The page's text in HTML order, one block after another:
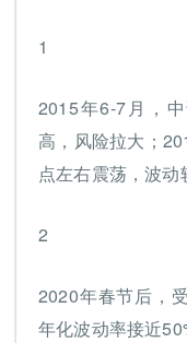
1
2015年6-7月，
高，风险拉大；
点左右震荡，波动
2
2020年春节后，
年化波动率接近